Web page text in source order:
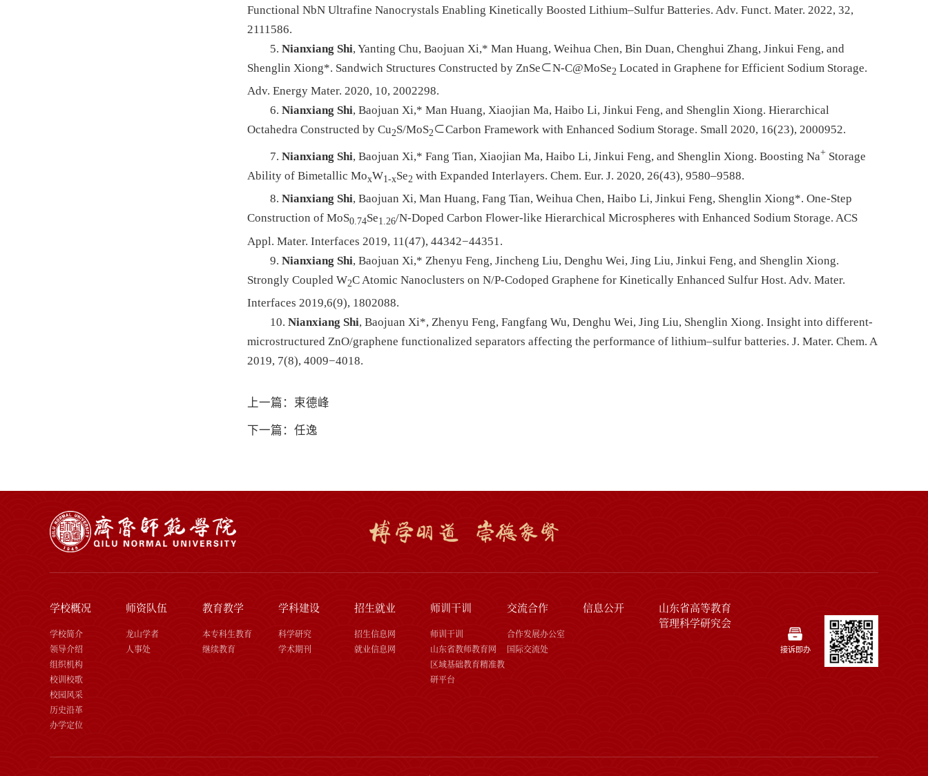
Functional NbN Ultrafine Nanocrystals Enabling Kinetically Boosted Lithium–Sulfur Batteries. Adv. Funct. Mater. 2022, 32,
2111586.
5. Nianxiang Shi, Yanting Chu, Baojuan Xi,* Man Huang, Weihua Chen, Bin Duan, Chenghui Zhang, Jinkui Feng, and
Shenglin Xiong*. Sandwich Structures Constructed by ZnSe⊂N-C@MoSe2 Located in Graphene for Efficient Sodium Storage.
Adv. Energy Mater. 2020, 10, 2002298.
6. Nianxiang Shi, Baojuan Xi,* Man Huang, Xiaojian Ma, Haibo Li, Jinkui Feng, and Shenglin Xiong. Hierarchical
Octahedra Constructed by Cu2S/MoS2⊂Carbon Framework with Enhanced Sodium Storage. Small2020, 16(23), 2000952.
7. Nianxiang Shi, Baojuan Xi,* Fang Tian, Xiaojian Ma, Haibo Li, Jinkui Feng, and Shenglin Xiong. Boosting Na+Storage
Ability of Bimetallic MoxW1-xSe2 with Expanded Interlayers. Chem. Eur. J. 2020, 26(43), 9580–9588.
8. Nianxiang Shi, Baojuan Xi, Man Huang, Fang Tian, Weihua Chen, Haibo Li, Jinkui Feng, Shenglin Xiong*. One-Step
Construction of MoS0.74Se1.26/N-Doped Carbon Flower-like Hierarchical Microspheres with Enhanced Sodium Storage. ACS
Appl. Mater. Interfaces 2019, 11(47), 44342−44351.
9. Nianxiang Shi, Baojuan Xi,* Zhenyu Feng, Jincheng Liu, Denghu Wei, Jing Liu, Jinkui Feng, and Shenglin Xiong.
Strongly Coupled W2C Atomic Nanoclusters on N/P-Codoped Graphene for Kinetically Enhanced Sulfur Host. Adv. Mater.
Interfaces 2019,6(9), 1802088.
10. Nianxiang Shi, Baojuan Xi*, Zhenyu Feng, Fangfang Wu, Denghu Wei, Jing Liu, Shenglin Xiong. Insight into different-
microstructured ZnO/graphene functionalized separators affecting the performance of lithium–sulfur batteries. J. Mater. Chem. A
2019, 7(8), 4009−4018.
上一篇：束德峰
下一篇：任逸
学校概况
学校简介
领导介绍
组织机构
校训校歌
校园风采
历史沿革
办学定位
师资队伍
龙山学者
人事处
教育教学
本专科生教育
继续教育
学科建设
科学研究
学术期刊
招生就业
招生信息网
就业信息网
师训干训
师训干训
山东省教师教育网
区域基础教育精准教
研平台
交流合作
合作发展办公室
国际交流处
信息公开
山东省高等教育
管理科学研究会
接诉即办